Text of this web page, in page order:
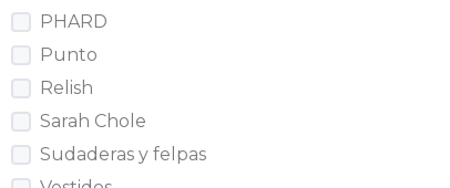
PHARD
Punto
Relish
Sarah Chole
Sudaderas y felpas